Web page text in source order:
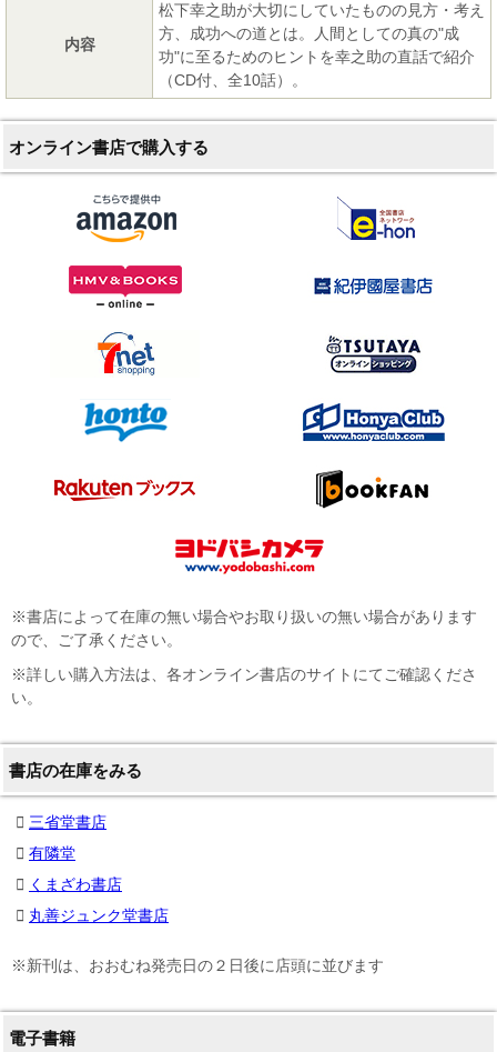
内容
松下幸之助が大切にしていたものの見方・考え
方、成功への道とは。人間としての真の"成
功"に至るためのヒントを幸之助の直話で紹介
（CD付、全10話）。
オンライン書店で購入する
※書店によって在庫の無い場合やお取り扱いの無い場合があります
ので、ご了承ください。
※詳しい購入方法は、各オンライン書店のサイトにてご確認くださ
い。
書店の在庫をみる
三省堂書店
有隣堂
くまざわ書店
丸善ジュンク堂書店
※新刊は、おおむね発売日の２日後に店頭に並びます
電子書籍